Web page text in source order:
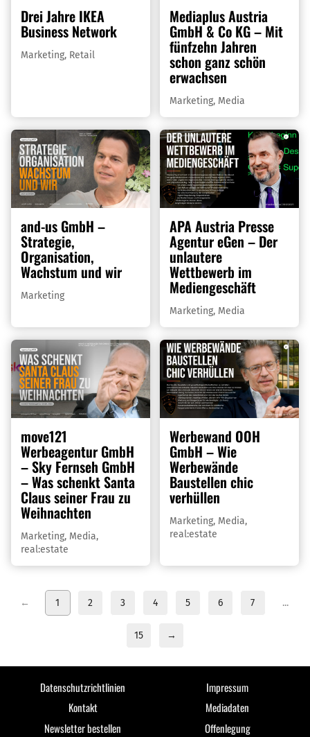
Drei Jahre IKEA
Business Network
Marketing, Retail
Mediaplus Austria
GmbH & Co KG – Mit
fünfzehn Jahren
schon ganz schön
erwachsen
Marketing, Media
and-us GmbH –
Strategie,
Organisation,
Wachstum und wir
Marketing
APA Austria Presse
Agentur eGen – Der
unlautere
Wettbewerb im
Mediengeschäft
Marketing, Media
move121
Werbeagentur GmbH
– Sky Fernseh GmbH
– Was schenkt Santa
Claus seiner Frau zu
Weihnachten
Marketing, Media,
real:estate
Werbewand OOH
GmbH – Wie
Werbewände
Baustellen chic
verhüllen
Marketing, Media,
real:estate
← 1 2 3 4 5 6 7 ...
15 →
Datenschutzrichtlinien
Impressum
Kontakt
Mediadaten
Newsletter bestellen
Offenlegung